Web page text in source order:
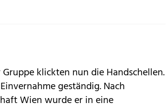
klickten nun die Handschellen.
geständig. Nach
Wien wurde er in eine